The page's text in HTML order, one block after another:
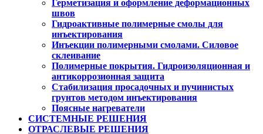
Герметизация и оформление деформационных
швов
Гидроактивные полимерные смолы для
инъектирования
Инъекции полимерными смолами. Силовое
склеивание
Полимерные покрытия. Гидроизоляционная и
антикоррозионная защита
Стабилизация просадочных и пучинистых
грунтов методом инъектирования
Поясные нагреватели
СИСТЕМНЫЕ РЕШЕНИЯ
ОТРАСЛЕВЫЕ РЕШЕНИЯ